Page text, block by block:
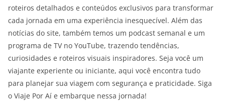
roteiros detalhados e conteúdos exclusivos para transformar
cada jornada em uma experiência inesquecível. Além das
notícias do site, também temos um podcast semanal e um
programa de TV no YouTube, trazendo tendências,
curiosidades e roteiros visuais inspiradores. Seja você um
viajante experiente ou iniciante, aqui você encontra tudo
para planejar sua viagem com segurança e praticidade. Siga
o Viaje Por Aí e embarque nessa jornada!